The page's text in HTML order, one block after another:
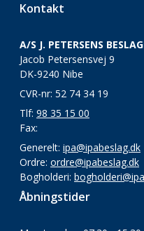
Kontakt
A/S J. PETERSENS
Jacob Petersensvej 9
DK-9240 Nibe
CVR-nr: 52 74 34 19
Tlf: 98 35 15 00
Fax:
Generelt: ipa@ipabeslag.dk
Ordre: ordre@ipabeslag.dk
Bogholderi:
Åbningstider